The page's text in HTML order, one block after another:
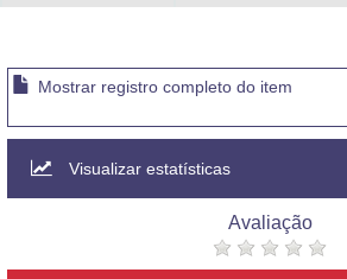
Mostrar registro completo do item
Visualizar estatísticas
Avaliação